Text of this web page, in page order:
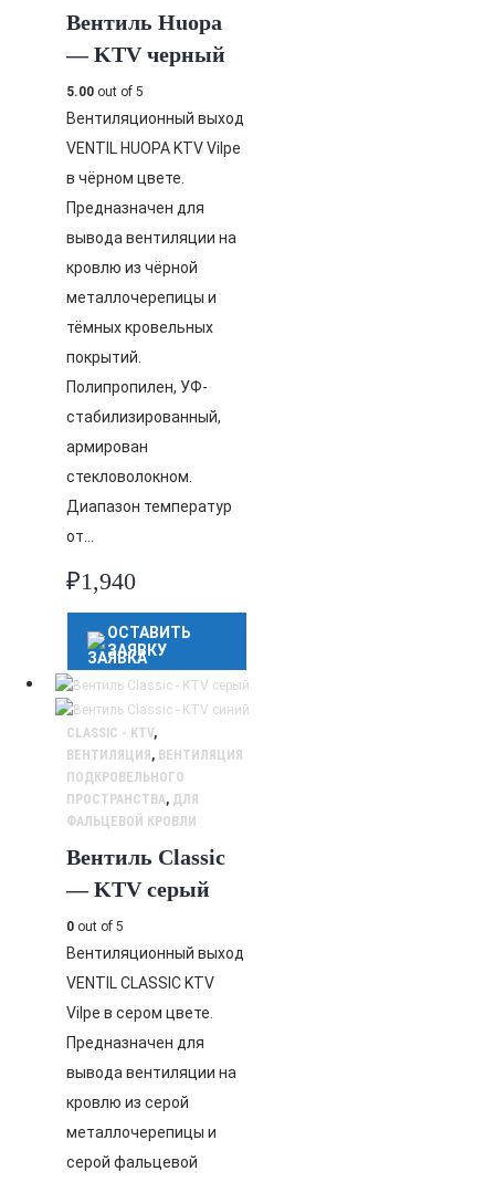
Вентиль Huopa
— KTV черный
5.00 out of 5
Вентиляционный выход
VENTIL HUOPA KTV Vilpe
в чёрном цвете.
Предназначен для
вывода вентиляции на
кровлю из чёрной
металлочерепицы и
тёмных кровельных
покрытий.
Полипропилен, УФ-
стабилизированный,
армирован
стекловолокном.
Диапазон температур
от…
₽1,940
ОСТАВИТЬ
ЗАЯВКУ
CLASSIC - KTV,
ВЕНТИЛЯЦИЯ , ВЕНТИЛЯЦИЯ
ПОДКРОВЕЛЬНОГО
ПРОСТРАНСТВА, ДЛЯ
ФАЛЬЦЕВОЙ КРОВЛИ
Вентиль Classic
— KTV серый
0 out of 5
Вентиляционный выход
VENTIL CLASSIC KTV
Vilpe в сером цвете.
Предназначен для
вывода вентиляции на
кровлю из серой
металлочерепицы и
серой фальцевой